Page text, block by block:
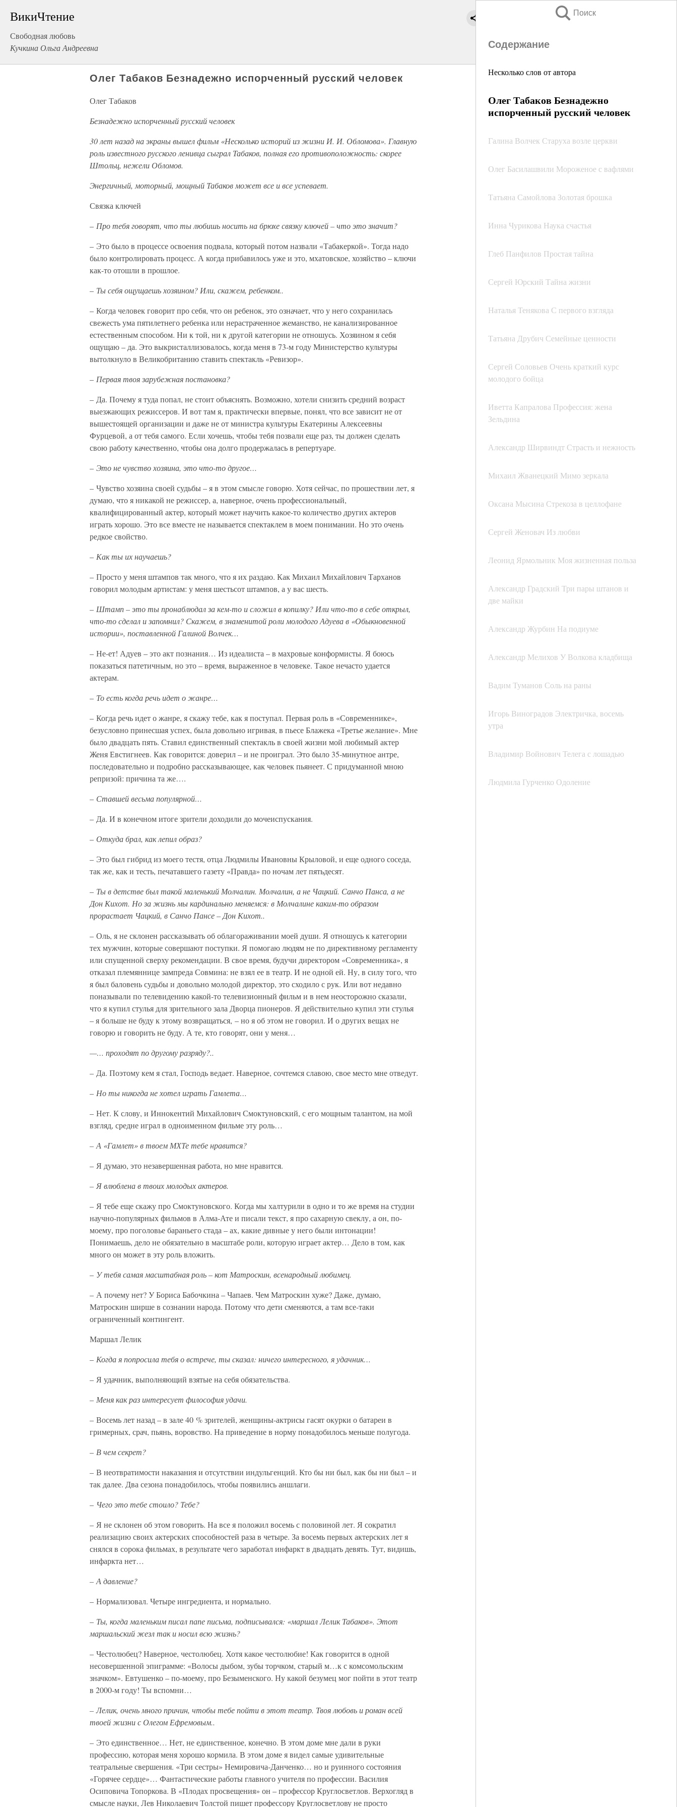
ВикиЧтение
Свободная любовь
Кучкина Ольга Андреевна
Поиск
Содержание
Несколько слов от автора
Олег Табаков Безнадежно
испорченный русский человек
Галина Волчек Старуха возле церкви
Олег Басилашвили Мороженое с вафлями
Татьяна Самойлова Золотая брошка
Инна Чурикова Наука счастья
Глеб Панфилов Простая тайна
Сергей Юрский Тайна жизни
Наталья Тенякова С первого взгляда
Татьяна Друбич Семейные ценности
Сергей Соловьев Очень краткий курс
молодого бойца
Иветта Капралова Профессия: жена
Зельдина
Александр Ширвиндт Страсть и нежность
Михаил Жванецкий Мимо зеркала
Оксана Мысина Стрекоза в целлофане
Сергей Женовач Из любви
Леонид Ярмольник Моя жизненная польза
Александр Градский Три пары штанов и
две майки
Александр Журбин На подиуме
Александр Мелихов У Волкова кладбища
Вадим Туманов Соль на раны
Игорь Виноградов Электричка, восемь
утра
Владимир Войнович Телега с лошадью
Людмила Гурченко Одоление
Олег Табаков Безнадежно испорченный русский человек
Олег Табаков
Безнадежно испорченный русский человек
30 лет назад на экраны вышел фильм «Несколько историй из жизни И. И. Обломова». Главную
роль известного русского ленивца сыграл Табаков, полная его противоположность: скорее
Штольц, нежели Обломов.
Энергичный, моторный, мощный Табаков может все и все успевает.
Связка ключей
– Про тебя говорят, что ты любишь носить на брюхе связку ключей – что это значит?
– Это было в процессе освоения подвала, который потом назвали «Табакеркой». Тогда надо
было контролировать процесс. А когда прибавилось уже и это, мхатовское, хозяйство – ключи
как-то отошли в прошлое.
– Ты себя ощущаешь хозяином? Или, скажем, ребенком..
– Когда человек говорит про себя, что он ребенок, это означает, что у него сохранилась
свежесть ума пятилетнего ребенка или нерастраченное жеманство, не канализированное
естественным способом. Ни к той, ни к другой категории не отношусь. Хозяином я себя
ощущаю – да. Это выкристаллизовалось, когда меня в 73-м году Министерство культуры
вытолкнуло в Великобританию ставить спектакль «Ревизор».
– Первая твоя зарубежная постановка?
– Да. Почему я туда попал, не стоит объяснять. Возможно, хотели снизить средний возраст
выезжающих режиссеров. И вот там я, практически впервые, понял, что все зависит не от
вышестоящей организации и даже не от министра культуры Екатерины Алексеевны
Фурцевой, а от тебя самого. Если хочешь, чтобы тебя позвали еще раз, ты должен сделать
свою работу качественно, чтобы она долго продержалась в репертуаре.
– Это не чувство хозяина, это что-то другое…
– Чувство хозяина своей судьбы – я в этом смысле говорю. Хотя сейчас, по прошествии лет, я
думаю, что я никакой не режиссер, а, наверное, очень профессиональный,
квалифицированный актер, который может научить какое-то количество других актеров
играть хорошо. Это все вместе не называется спектаклем в моем понимании. Но это очень
редкое свойство.
– Как ты их научаешь?
– Просто у меня штампов так много, что я их раздаю. Как Михаил Михайлович Тарханов
говорил молодым артистам: у меня шестьсот штампов, а у вас шесть.
– Штамп – это ты пронаблюдал за кем-то и сложил в копилку? Или что-то в себе открыл,
что-то сделал и запомнил? Скажем, в знаменитой роли молодого Адуева в «Обыкновенной
истории», поставленной Галиной Волчек…
– Не-ет! Адуев – это акт познания… Из идеалиста – в махровые конформисты. Я боюсь
показаться патетичным, но это – время, выраженное в человеке. Такое нечасто удается
актерам.
– То есть когда речь идет о жанре…
– Когда речь идет о жанре, я скажу тебе, как я поступал. Первая роль в «Современнике»,
безусловно принесшая успех, была довольно игривая, в пьесе Блажека «Третье желание». Мне
было двадцать пять. Ставил единственный спектакль в своей жизни мой любимый актер
Женя Евстигнеев. Как говорится: доверил – и не проиграл. Это было 35-минутное антре,
последовательно и подробно рассказывающее, как человек пьянеет. С придуманной мною
репризой: причина та же….
– Ставшей весьма популярной…
– Да. И в конечном итоге зрители доходили до мочеиспускания.
– Откуда брал, как лепил образ?
– Это был гибрид из моего тестя, отца Людмилы Ивановны Крыловой, и еще одного соседа,
так же, как и тесть, печатавшего газету «Правда» по ночам лет пятьдесят.
– Ты в детстве был такой маленький Молчалин. Молчалин, а не Чацкий. Санчо Панса, а не
Дон Кихот. Но за жизнь мы кардинально меняемся: в Молчалине каким-то образом
прорастает Чацкий, в Санчо Пансе – Дон Кихот..
– Оль, я не склонен рассказывать об облагораживании моей души. Я отношусь к категории
тех мужчин, которые совершают поступки. Я помогаю людям не по директивному регламенту
или спущенной сверху рекомендации. В свое время, будучи директором «Современника», я
отказал племяннице зампреда Совмина: не взял ее в театр. И не одной ей. Ну, в силу того, что
я был баловень судьбы и довольно молодой директор, это сходило с рук. Или вот недавно
поназывали по телевидению какой-то телевизионный фильм и в нем неосторожно сказали,
что я купил стулья для зрительного зала Дворца пионеров. Я действительно купил эти стулья
– я больше не буду к этому возвращаться, – но я об этом не говорил. И о других вещах не
говорю и говорить не буду. А те, кто говорят, они у меня…
—… проходят по другому разряду?..
– Да. Поэтому кем я стал, Господь ведает. Наверное, сочтемся славою, свое место мне отведут.
– Но ты никогда не хотел играть Гамлета…
– Нет. К слову, и Иннокентий Михайлович Смоктуновский, с его мощным талантом, на мой
взгляд, средне играл в одноименном фильме эту роль…
– А «Гамлет» в твоем МХТе тебе нравится?
– Я думаю, это незавершенная работа, но мне нравится.
– Я влюблена в твоих молодых актеров.
– Я тебе еще скажу про Смоктуновского. Когда мы халтурили в одно и то же время на студии
научно-популярных фильмов в Алма-Ате и писали текст, я про сахарную свеклу, а он, по-
моему, про поголовье бараньего стада – ах, какие дивные у него были интонации!
Понимаешь, дело не обязательно в масштабе роли, которую играет актер… Дело в том, как
много он может в эту роль вложить.
– У тебя самая масштабная роль – кот Матроскин, всенародный любимец.
– А почему нет? У Бориса Бабочкина – Чапаев. Чем Матроскин хуже? Даже, думаю,
Матроскин ширше в сознании народа. Потому что дети сменяются, а там все-таки
ограниченный контингент.
Маршал Лелик
– Когда я попросила тебя о встрече, ты сказал: ничего интересного, я удачник…
– Я удачник, выполняющий взятые на себя обязательства.
– Меня как раз интересует философия удачи.
– Восемь лет назад – в зале 40 % зрителей, женщины-актрисы гасят окурки о батареи в
гримерных, срач, пьянь, воровство. На приведение в норму понадобилось меньше полугода.
– В чем секрет?
– В неотвратимости наказания и отсутствии индульгенций. Кто бы ни был, как бы ни был – и
так далее. Два сезона понадобилось, чтобы появились аншлаги.
– Чего это тебе стоило? Тебе?
– Я не склонен об этом говорить. На все я положил восемь с половиной лет. Я сократил
реализацию своих актерских способностей раза в четыре. За восемь первых актерских лет я
снялся в сорока фильмах, в результате чего заработал инфаркт в двадцать девять. Тут, видишь,
инфаркта нет…
– А давление?
– Нормализовал. Четыре ингредиента, и нормально.
– Ты, когда маленьким писал папе письма, подписывался: «маршал Лелик Табаков». Этот
маршальский жезл так и носил всю жизнь?
– Честолюбец? Наверное, честолюбец. Хотя какое честолюбие! Как говорится в одной
несовершенной эпиграмме: «Волосы дыбом, зубы торчком, старый м…к с комсомольским
значком». Евтушенко – по-моему, про Безыменского. Ну какой безумец мог пойти в этот театр
в 2000-м году! Ты вспомни…
– Лелик, очень много причин, чтобы тебе пойти в этот театр. Твоя любовь и роман всей
твоей жизни с Олегом Ефремовым..
– Это единственное… Нет, не единственное, конечно. В этом доме мне дали в руки
профессию, которая меня хорошо кормила. В этом доме я видел самые удивительные
театральные свершения. «Три сестры» Немировича-Данченко… но и руинного состояния
«Горячее сердце»… Фантастические работы главного учителя по профессии. Василия
Осиповича Топоркова. В «Плодах просвещения» он – профессор Круглосветлов. Верхогляд в
смысле науки, Лев Николаевич Толстой пишет профессору Круглосветлову не просто